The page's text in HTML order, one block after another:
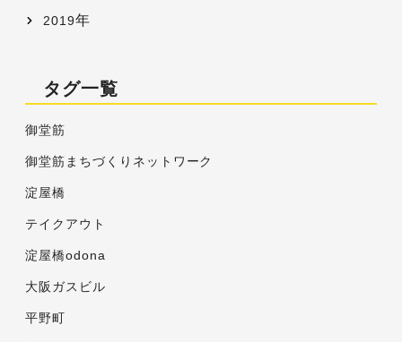
2019年
タグ一覧
御堂筋
御堂筋まちづくりネットワーク
淀屋橋
テイクアウト
淀屋橋odona
大阪ガスビル
平野町